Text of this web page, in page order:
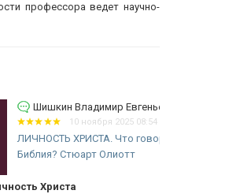
профессора ведет научно-
Евгеньевич
ноября 2025 08:54
Что говорит
Олиотт